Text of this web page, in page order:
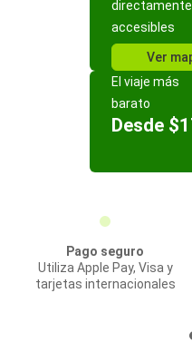
directamente
accesibles
Ver
El viaje más
barato
Desde
Pago seguro
Utiliza Apple Pay, Visa y
tarjetas internacionales